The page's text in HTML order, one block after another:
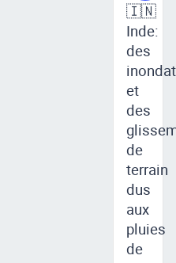
🇮🇳
Inde:
des
et
des
de
terrain
dus
aux
pluies
de